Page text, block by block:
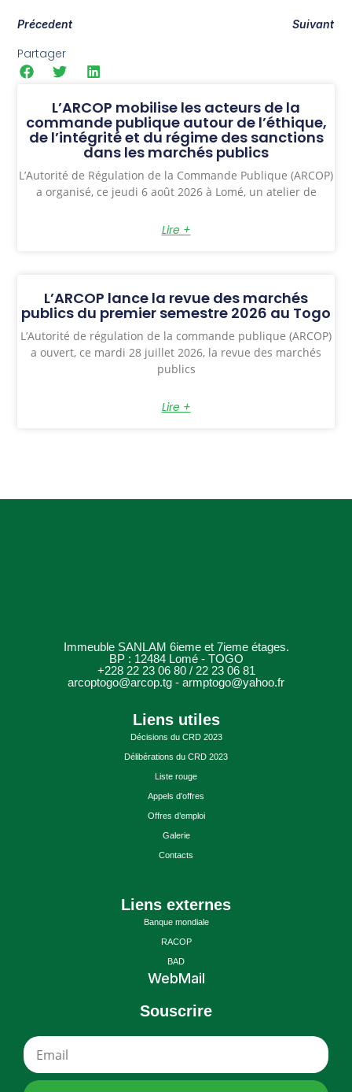
Précedent Suivant
Partager
L’ARCOP mobilise les acteurs de la
commande publique autour de l’éthique,
de l’intégrité et du régime des sanctions
dans les marchés publics
L’Autorité de Régulation de la Commande Publique (ARCOP)
a organisé, ce jeudi 6 août 2026 à Lomé, un atelier de
Lire +
L’ARCOP lance la revue des marchés
publics du premier semestre 2026 au Togo
L’Autorité de régulation de la commande publique (ARCOP)
a ouvert, ce mardi 28 juillet 2026, la revue des marchés
publics
Lire +
Immeuble SANLAM 6ieme et 7ieme étages.
BP : 12484 Lomé - TOGO
+228 22 23 06 80 / 22 23 06 81
arcoptogo@arcop.tg - armptogo@yahoo.fr
Liens utiles
Décisions du CRD 2023
Délibérations du CRD 2023
Liste rouge
Appels d’offres
Offres d’emploi
Galerie
Contacts
Liens externes
Banque mondiale
RACOP
BAD
WebMail
Souscrire